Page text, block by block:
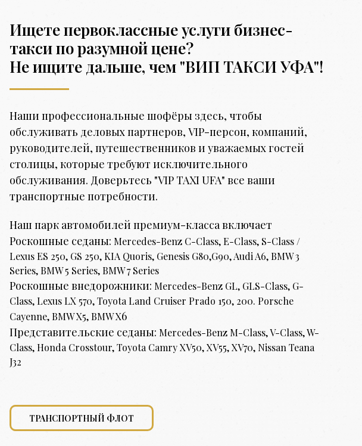
Ищете первоклассные услуги бизнес-
такси по разумной цене?
Не ищите дальше, чем "ВИП ТАКСИ УФА"!
Наши профессиональные шофёры здесь, чтобы
обслуживать деловых партнеров, VIP-персон, компаний,
руководителей, путешественников и уважаемых гостей
столицы, которые требуют исключительного
обслуживания. Доверьтесь "VIP TAXI UFA" все ваши
транспортные потребности.
Наш парк автомобилей премиум-класса включает
Роскошные седаны: Mercedes-Benz C-Class, E-Class, S-Class /
Lexus ES 250, GS 250, KIA Quoris, Genesis G80,G90, Audi A6, BMW 3
Series, BMW 5 Series, BMW 7 Series
Роскошные внедорожники: Mercedes-Benz GL, GLS-Class, G-
Class, Lexus LX 570, Toyota Land Cruiser Prado 150, 200. Porsche
Cayenne, BMW X5, BMW X6
Представительские седаны: Mercedes-Benz M-Class, V-Class, W-
Class, Honda Crosstour, Toyota Camry XV50, XV55, XV70, Nissan Teana
J32
ТРАНСПОРТНЫЙ ФЛОТ